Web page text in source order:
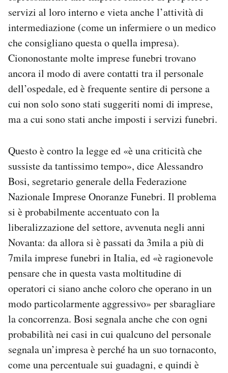
servizi al loro interno e vieta anche l’attività di
intermediazione (come un infermiere o un medico
che consigliano questa o quella impresa).
Ciononostante molte imprese funebri trovano
ancora il modo di avere contatti tra il personale
dell’ospedale, ed è frequente sentire di persone a
cui non solo sono stati suggeriti nomi di imprese,
ma a cui sono stati anche imposti i servizi funebri.
Questo è contro la legge ed «è una criticità che
sussiste da tantissimo tempo», dice Alessandro
Bosi, segretario generale della Federazione
Nazionale Imprese Onoranze Funebri. Il problema
si è probabilmente accentuato con la
liberalizzazione del settore, avvenuta negli anni
Novanta: da allora si è passati da 3mila a più di
7mila imprese funebri in Italia, ed «è ragionevole
pensare che in questa vasta moltitudine di
operatori ci siano anche coloro che operano in un
modo particolarmente aggressivo» per sbaragliare
la concorrenza. Bosi segnala anche che con ogni
probabilità nei casi in cui qualcuno del personale
segnala un’impresa è perché ha un suo tornaconto,
come una percentuale sui guadagni, e quindi è